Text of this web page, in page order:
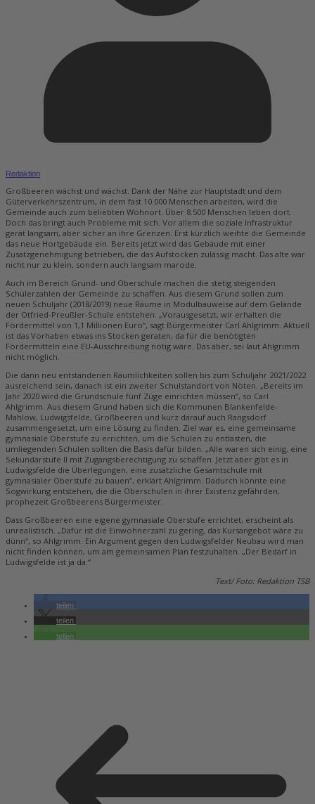
Redaktion
Großbeeren wächst und wächst. Dank der Nähe zur Hauptstadt und dem
Güterverkehrszentrum, in dem fast 10.000 Menschen arbeiten, wird die
Gemeinde auch zum beliebten Wohnort. Über 8.500 Menschen leben dort.
Doch das bringt auch Probleme mit sich. Vor allem die soziale Infrastruktur
gerät langsam, aber sicher an ihre Grenzen. Erst kürzlich weihte die Gemeinde
das neue Hortgebäude ein. Bereits jetzt wird das Gebäude mit einer
Zusatzgenehmigung betrieben, die das Aufstocken zulässig macht. Das alte war
nicht nur zu klein, sondern auch langsam marode.
Auch im Bereich Grund- und Oberschule machen die stetig steigenden
Schülerzahlen der Gemeinde zu schaffen. Aus diesem Grund sollen zum
neuen Schuljahr (2018/2019) neue Räume in Modulbauweise auf dem Gelände
der Otfried-Preußler-Schule entstehen. „Vorausgesetzt, wir erhalten die
Fördermittel von 1,1 Millionen Euro“, sagt Bürgermeister Carl Ahlgrimm. Aktuell
ist das Vorhaben etwas ins Stocken geraten, da für die benötigten
Fördermitteln eine EU-Ausschreibung nötig wäre. Das aber, sei laut Ahlgrimm
nicht möglich.
Die dann neu entstandenen Räumlichkeiten sollen bis zum Schuljahr 2021/2022
ausreichend sein, danach ist ein zweiter Schulstandort von Nöten. „Bereits im
Jahr 2020 wird die Grundschule fünf Züge einrichten müssen“, so Carl
Ahlgrimm. Aus diesem Grund haben sich die Kommunen Blankenfelde-
Mahlow, Ludwigsfelde, Großbeeren und kurz darauf auch Rangsdorf
zusammengesetzt, um eine Lösung zu finden. Ziel war es, eine gemeinsame
gymnasiale Oberstufe zu errichten, um die Schulen zu entlasten, die
umliegenden Schulen sollten die Basis dafür bilden. „Alle waren sich einig, eine
Sekundarstufe II mit Zugangsberechtigung zu schaffen. Jetzt aber gibt es in
Ludwigsfelde die Überlegungen, eine zusätzliche Gesamtschule mit
gymnasialer Oberstufe zu bauen“, erklärt Ahlgrimm. Dadurch könnte eine
Sogwirkung entstehen, die die Oberschulen in ihrer Existenz gefährden,
prophezeit Großbeerens Bürgermeister.
Dass Großbeeren eine eigene gymnasiale Oberstufe errichtet, erscheint als
unrealistisch. „Dafür ist die Einwohnerzahl zu gering, das Kursangebot wäre zu
dünn“, so Ahlgrimm. Ein Argument gegen den Ludwigsfelder Neubau wird man
nicht finden können, um am gemeinsamen Plan festzuhalten. „Der Bedarf in
Ludwigsfelde ist ja da.“
Text/ Foto: Redaktion TSB
teilen
teilen
teilen